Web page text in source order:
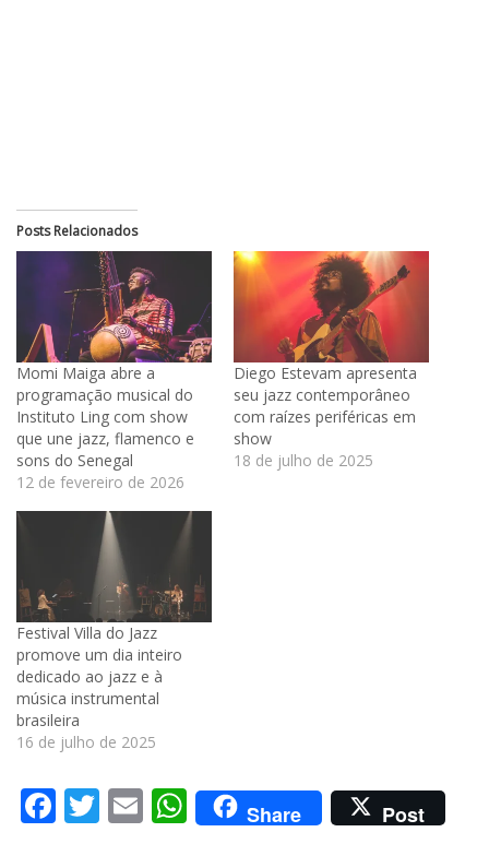
Posts Relacionados
Momi Maiga abre a
programação musical do
Instituto Ling com show
que une jazz, flamenco e
sons do Senegal
12 de fevereiro de 2026
Diego Estevam apresenta
seu jazz contemporâneo
com raízes periféricas em
show
18 de julho de 2025
Festival Villa do Jazz
promove um dia inteiro
dedicado ao jazz e à
música instrumental
brasileira
16 de julho de 2025
Facebook
Twitter
EmailWhatsApp
Share Post